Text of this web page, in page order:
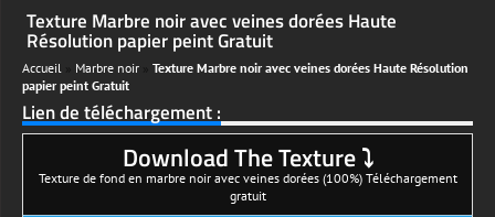
Texture Marbre noir avec veines dorées Haute
Résolution papier peint Gratuit
Accueil Marbre noir
Texture Marbre noir avec veines dorées Haute Résolution
papier peint Gratuit
Lien de téléchargement :
Download The Texture ⤵
Texture de fond en marbre noir avec veines dorées (100%) Téléchargement
gratuit